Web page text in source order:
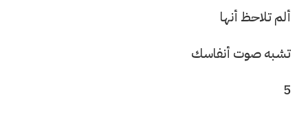
ألم تلاحظ أنها
تشبه صوت أنفاسك
5